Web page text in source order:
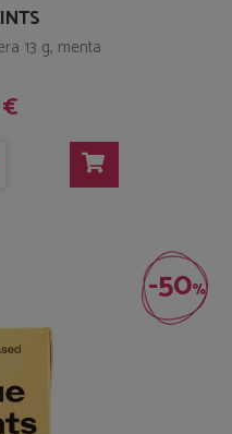
13 g, menta
-50%